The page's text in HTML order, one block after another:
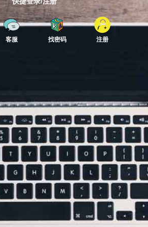
客服 找密码 注册